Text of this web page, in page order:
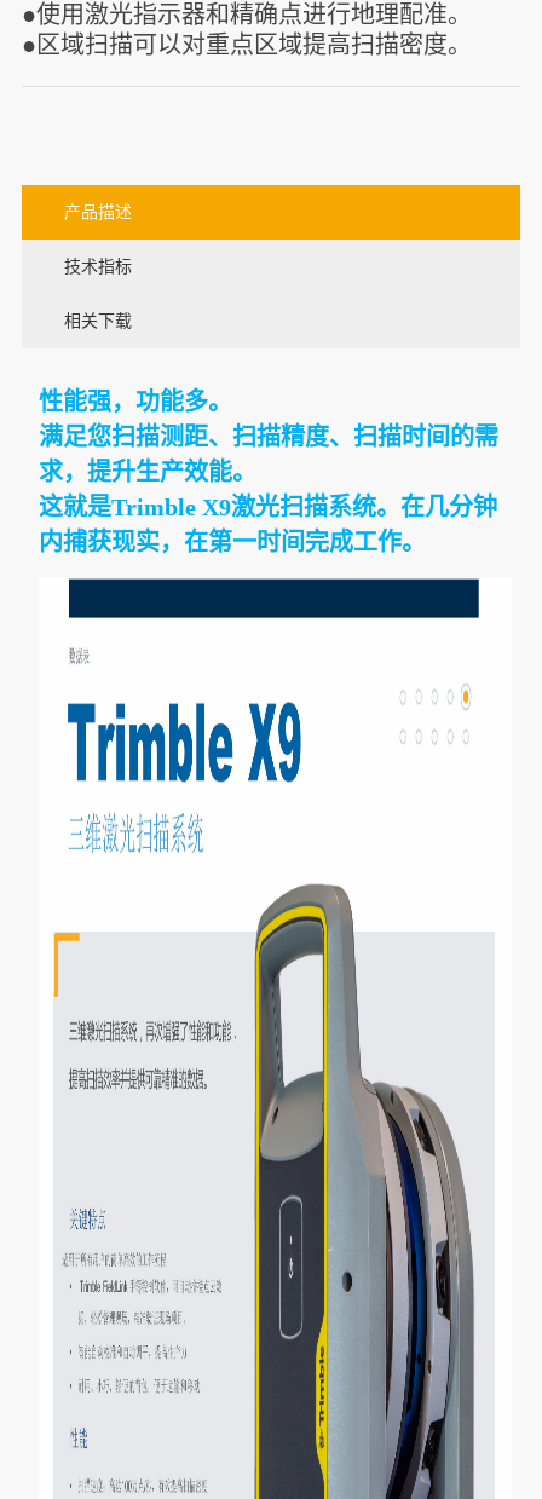
●使用激光指示器和精确点进行地理配准。
●区域扫描可以对重点区域提高扫描密度。
产品描述
技术指标
相关下载
性能强，功能多。
满足您扫描测距、扫描精度、扫描时间的需
求，提升生产效能。
这就是Trimble X9激光扫描系统。在几分钟
内捕获现实，在第一时间完成工作。